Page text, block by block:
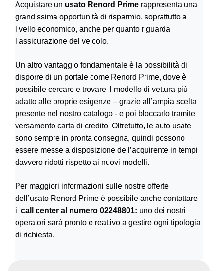
Acquistare un usato Renord Prime rappresenta una
grandissima opportunità di risparmio, soprattutto a
livello economico, anche per quanto riguarda
l’assicurazione del veicolo.
Un altro vantaggio fondamentale è la possibilità di
disporre di un portale come Renord Prime, dove è
possibile cercare e trovare il modello di vettura più
adatto alle proprie esigenze – grazie all’ampia scelta
presente nel nostro catalogo - e poi bloccarlo tramite
versamento carta di credito. Oltretutto, le auto usate
sono sempre in pronta consegna, quindi possono
essere messe a disposizione dell’acquirente in tempi
davvero ridotti rispetto ai nuovi modelli.
Per maggiori informazioni sulle nostre offerte
dell’usato Renord Prime è possibile anche contattare
il call center al numero 02248801: uno dei nostri
operatori sarà pronto e reattivo a gestire ogni tipologia
di richiesta.